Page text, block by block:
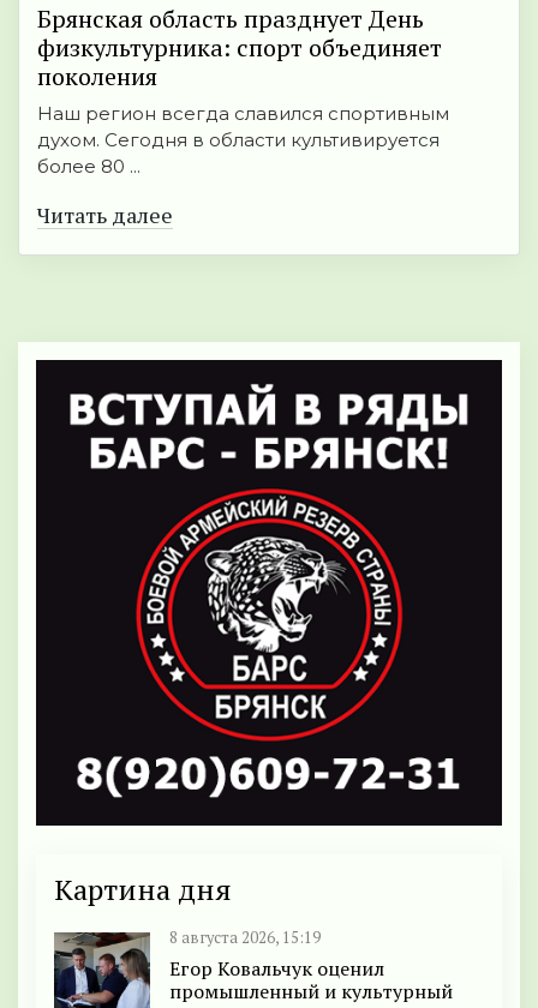
Брянская область празднует День
физкультурника: спорт объединяет
поколения
Наш регион всегда славился спортивным
духом. Сегодня в области культивируется
более 80 ...
Читать далее
Картина дня
8 августа 2026, 15:19
Егор Ковальчук оценил
промышленный и культурный